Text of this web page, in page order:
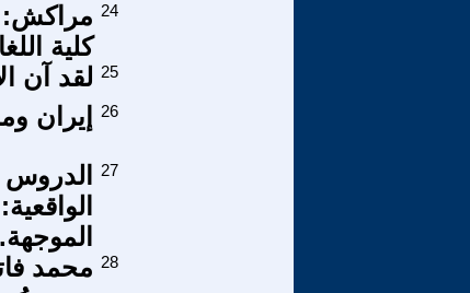
مراكش:
كلية
24
لقد آن 25
إيران 26
الدروس
الموجهة.
27
محمد 28